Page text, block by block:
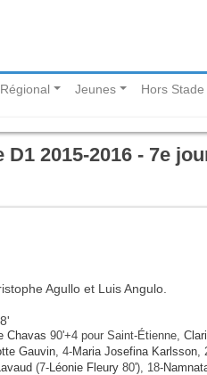
Régional Jeunes Hors Stade
2015-2016 - 7e
Agullo et Luis Angulo.
Chavas 90'+4 pour Saint-Étienne,
Gauvin , 4-Maria Josefina Karlsson
(7- Léonie Fleury 80'), 18-